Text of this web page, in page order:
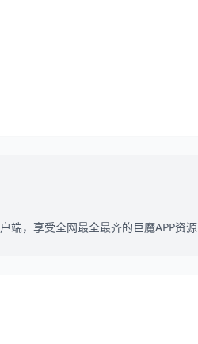
端，享受全网最全最齐的巨魔APP资源